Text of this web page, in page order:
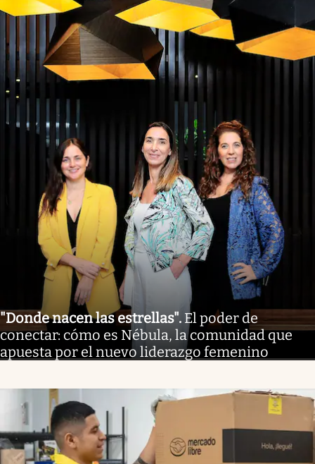
"Donde nacen las estrellas". El poder de
conectar: cómo es Nébula, la comunidad que
apuesta por el nuevo liderazgo femenino